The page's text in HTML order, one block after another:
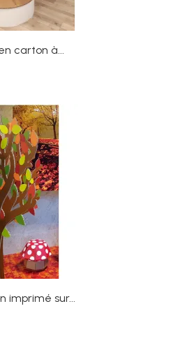
carton à...
imprimé sur...